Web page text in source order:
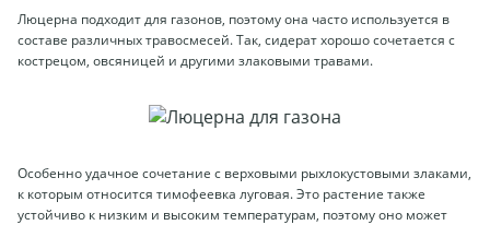
Люцерна подходит для газонов, поэтому она часто используется в
составе различных травосмесей. Так, сидерат хорошо сочетается с
кострецом, овсяницей и другими злаковыми травами.
Особенно удачное сочетание с верховыми рыхлокустовыми злаками,
к которым относится тимофеевка луговая. Это растение также
устойчиво к низким и высоким температурам, поэтому оно может